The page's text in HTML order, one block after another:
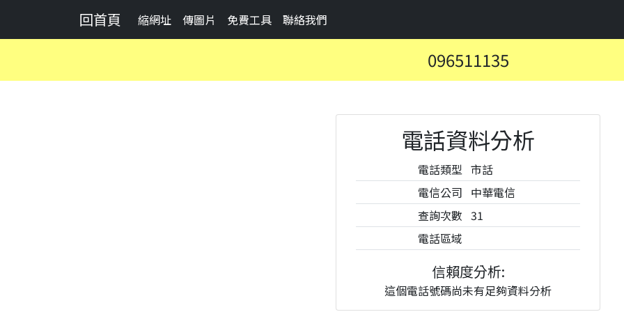
回首頁 縮網址 傳圖片 免費工具 聯絡我們
096511135
電話資料分析
電話類型 市話
電信公司 中華電信
查詢次數 31
電話區域
信賴度分析:
這個電話號碼尚未有足夠資料分析